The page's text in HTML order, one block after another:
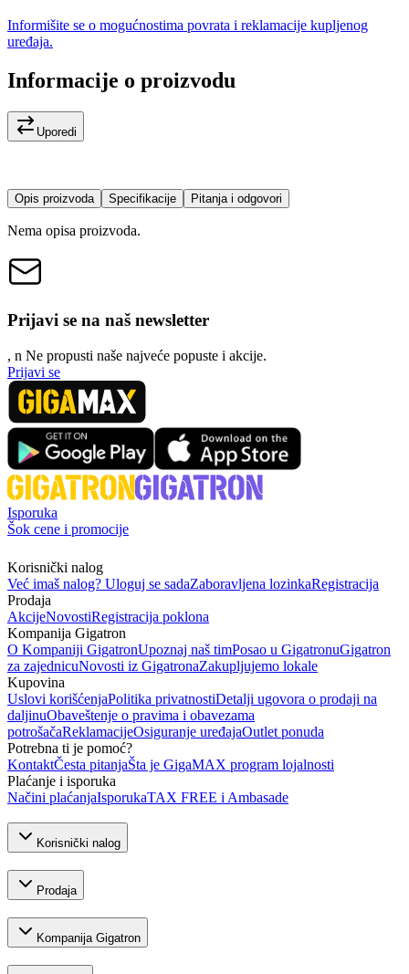
Informišite se o mogućnostima povrata i reklamacije kupljenog
uređaja.
Informacije o proizvodu
Uporedi
Opis proizvoda Specifikacije Pitanja i odgovori
Nema opisa proizvoda.
Prijavi se na naš newsletter
, n Ne propusti naše najveće popuste i akcije.
Prijavi se
Isporuka
Šok cene i promocije
Korisnički nalog
Već imaš nalog? Uloguj se sadaZaboravljena lozinkaRegistracija
Prodaja
AkcijeNovostiRegistracija poklona
Kompanija Gigatron
O Kompaniji GigatronUpoznaj naš timPosao u GigatronuGigatron
za zajednicuNovosti iz GigatronaZakupljujemo lokale
Kupovina
Uslovi korišćenjaPolitika privatnostiDetalji ugovora o prodaji na
daljinuObaveštenje o pravima i obavezama
potrošačaReklamacijeOsiguranje uređajaOutlet ponuda
Potrebna ti je pomoć?
KontaktČesta pitanjaŠta je GigaMAX program lojalnosti
Plaćanje i isporuka
Načini plaćanjaIsporukaTAX FREE i Ambasade
Korisnički nalog
Prodaja
Kompanija Gigatron